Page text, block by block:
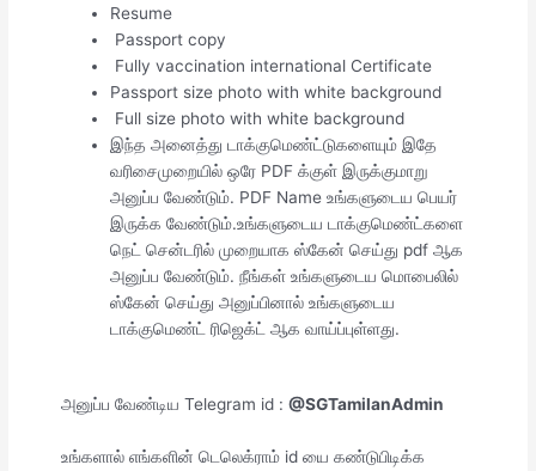
Resume
Passport copy
Fully vaccination international Certificate
Passport size photo with white background
Full size photo with white background
இந்த அனைத்து டாக்குமெண்ட்டுகளையும் இதே
வரிசைமுறையில் ஒரே PDF க்குள் இருக்குமாறு
அனுப்ப வேண்டும். PDF Name உங்களுடைய பெயர்
இருக்க வேண்டும்.உங்களுடைய டாக்குமெண்ட்களை
நெட் சென்டரில் முறையாக ஸ்கேன் செய்து pdf ஆக
அனுப்ப வேண்டும். நீங்கள் உங்களுடைய மொபைலில்
ஸ்கேன் செய்து அனுப்பினால் உங்களுடைய
டாக்குமெண்ட் ரிஜெக்ட் ஆக வாய்ப்புள்ளது.
அனுப்ப வேண்டிய Telegram id :@SGTamilanAdmin
உங்களால் எங்களின் டெலெக்ராம் id யை கண்டுபிடிக்க